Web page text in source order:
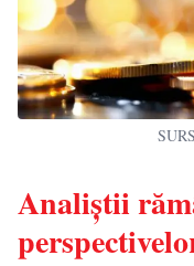
Analiștii